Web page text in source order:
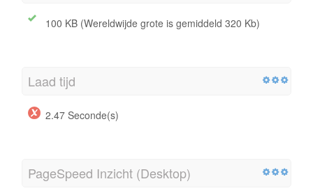
100 KB (Wereldwijde grote is gemiddeld 320 Kb)
Laad tijd
2.47 Seconde(s)
PageSpeed Inzicht (Desktop)